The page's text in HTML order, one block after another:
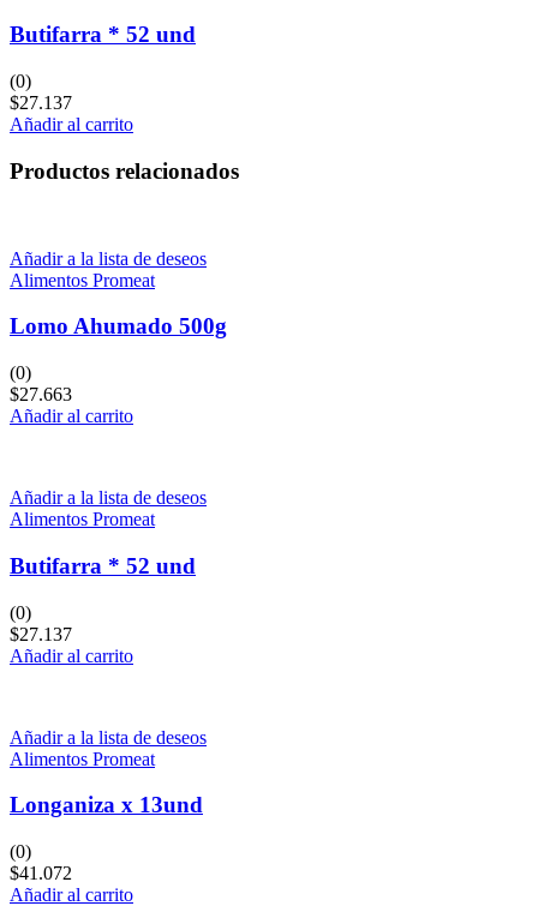
Butifarra * 52 und
(0)
$27.137
Añadir al carrito
Productos relacionados
Añadir a la lista de deseos
Alimentos Promeat
Lomo Ahumado 500g
(0)
$27.663
Añadir al carrito
Añadir a la lista de deseos
Alimentos Promeat
Butifarra * 52 und
(0)
$27.137
Añadir al carrito
Añadir a la lista de deseos
Alimentos Promeat
Longaniza x 13und
(0)
$41.072
Añadir al carrito